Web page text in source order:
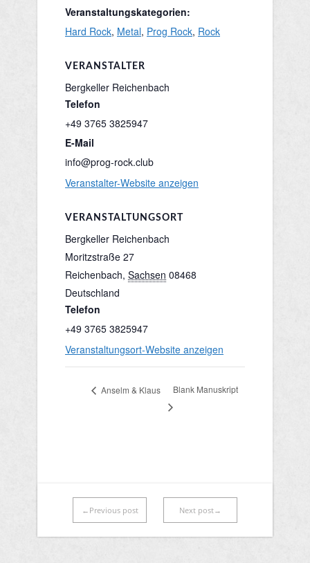
Veranstaltungskategorien:
Hard Rock, Metal, Prog Rock, Rock
VERANSTALTUNGSORT
Bergkeller Reichenbach
Moritzstraße 27
Reichenbach, Sachsen 08468
Deutschland
Telefon
+49 3765 3825947
Veranstaltungsort-Website anzeigen
VERANSTALTER
Bergkeller Reichenbach
Telefon
+49 3765 3825947
E-Mail
info@prog-rock.club
Veranstalter-Website anzeigen
Anselm & Klaus Blank Manuskript
←Previous post Next post→